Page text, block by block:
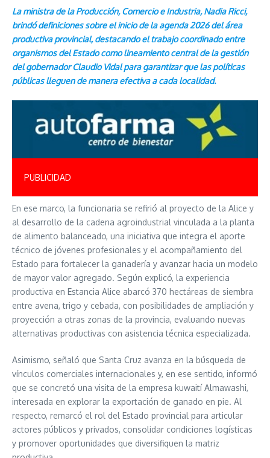
La ministra de la Producción, Comercio e Industria, Nadia Ricci,
brindó definiciones sobre el inicio de la agenda 2026 del área
productiva provincial, destacando el trabajo coordinado entre
organismos del Estado como lineamiento central de la gestión
del gobernador Claudio Vidal para garantizar que las políticas
públicas lleguen de manera efectiva a cada localidad.
PUBLICIDAD
En ese marco, la funcionaria se refirió al proyecto de la Alice y
al desarrollo de la cadena agroindustrial vinculada a la planta
de alimento balanceado, una iniciativa que integra el aporte
técnico de jóvenes profesionales y el acompañamiento del
Estado para fortalecer la ganadería y avanzar hacia un modelo
de mayor valor agregado. Según explicó, la experiencia
productiva en Estancia Alice abarcó 370 hectáreas de siembra
entre avena, trigo y cebada, con posibilidades de ampliación y
proyección a otras zonas de la provincia, evaluando nuevas
alternativas productivas con asistencia técnica especializada.
Asimismo, señaló que Santa Cruz avanza en la búsqueda de
vínculos comerciales internacionales y, en ese sentido, informó
que se concretó una visita de la empresa kuwaití Almawashi,
interesada en explorar la exportación de ganado en pie. Al
respecto, remarcó el rol del Estado provincial para articular
actores públicos y privados, consolidar condiciones logísticas
y promover oportunidades que diversifiquen la matriz